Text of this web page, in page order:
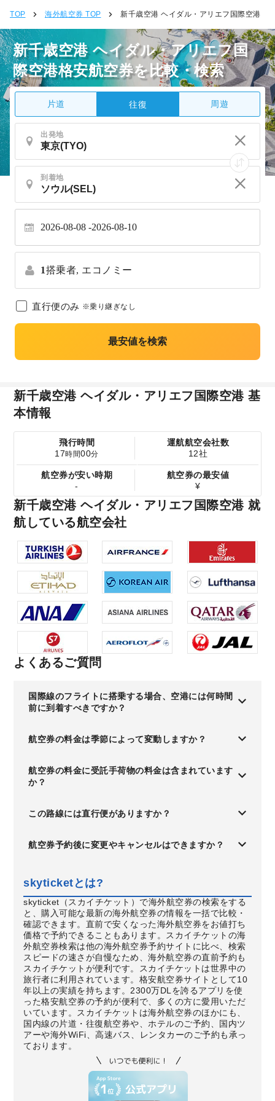
TOP 海外航空券 TOP 新千歳空港 ヘイダル・アリエフ国際空港
新千歳空港 ヘイダル・アリエフ国
際空港格安航空券を比較・検索
片道 往復 周遊
出発地
到着地
2026-08-08 2026-08-10
1搭乗者, エコノミー
直行便のみ ※乗り継ぎなし
最安値を検索
新千歳空港 ヘイダル・アリエフ国際空港 基
本情報
飛行時間
17時間00分
運航航空会社数
12社
航空券が安い時期
-
航空券の最安値
¥
新千歳空港 ヘイダル・アリエフ国際空港 就
航している航空会社
よくあるご質問
国際線のフライトに搭乗する場合、空港には何時間
前に到着すべきですか？
航空券の料金は季節によって変動しますか？
航空券の料金に受託手荷物の料金は含まれています
か？
この路線には直行便がありますか？
航空券予約後に変更やキャンセルはできますか？
skyticketとは?
skyticket（スカイチケット）で海外航空券の検索をする
と、購入可能な最新の海外航空券の情報を一括で比較・
確認できます。直前で安くなった海外航空券をお値打ち
価格で予約できることもあります。スカイチケットの海
外航空券検索は他の海外航空券予約サイトに比べ、検索
スピードの速さが自慢なため、海外航空券の直前予約も
スカイチケットが便利です。スカイチケットは世界中の
旅行者に利用されています。格安航空券サイトとして10
年以上の実績を持ちます。2300万DLを誇るアプリを使
った格安航空券の予約が便利で、多くの方に愛用いただ
いています。スカイチケットは海外航空券のほかにも、
国内線の片道・往復航空券や、ホテルのご予約、国内ツ
アーや海外WiFi、高速バス、レンタカーのご予約も承っ
ております。